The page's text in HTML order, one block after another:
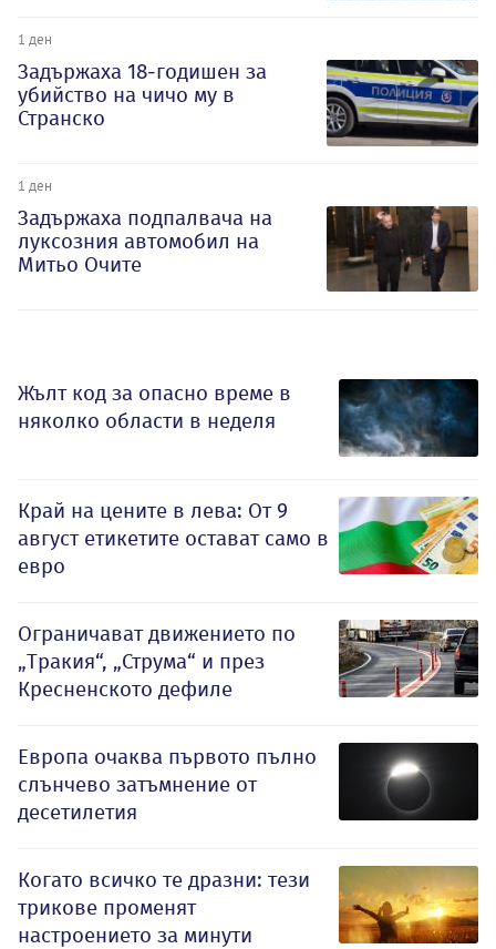
1 ден
Задържаха 18-годишен за
убийство на чичо му в
Странско
1 ден
Задържаха подпалвача на
луксозния автомобил на
Митьо Очите
Жълт код за опасно време в
няколко области в неделя
Край на цените в лева: От 9
август етикетите остават само в
евро
Ограничават движението по
„Тракия“, „Струма“ и през
Кресненското дефиле
Европа очаква първото пълно
слънчево затъмнение от
десетилетия
Когато всичко те дразни: тези
трикове променят
настроението за минути